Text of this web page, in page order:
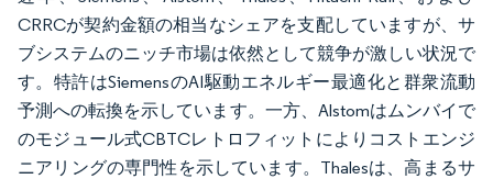
CRRCが契約金額の相当なシェアを支配していますが、サ
ブシステムのニッチ市場は依然として競争が激しい状況で
す。特許はSiemensのAI駆動エネルギー最適化と群衆流動
予測への転換を示しています。一方、Alstomはムンバイで
のモジュール式CBTCレトロフィットによりコストエンジ
ニアリングの専門性を示しています。Thalesは、高まるサ